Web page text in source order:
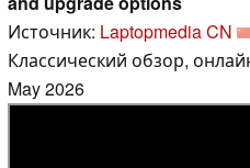
Источник: Laptopmedia CN
Классический обзор,
May 2026